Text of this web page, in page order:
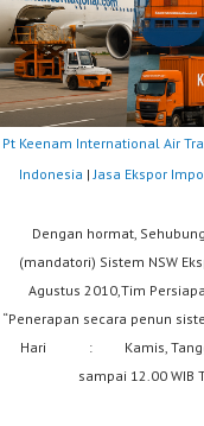
Pt Keenam International Air
Indonesia | Jasa Ekspor
Dengan hormat,
(mandatori) Sistem NSW
Agustus 2010,Tim
“Penerapan secara penun
Hari : Kamis,
sampai 12.00